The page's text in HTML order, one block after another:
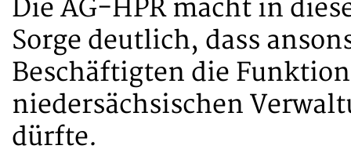
Die AG-HPR macht in
Sorge deutlich, dass
Beschäftigten die
niedersächsischen
dürfte.